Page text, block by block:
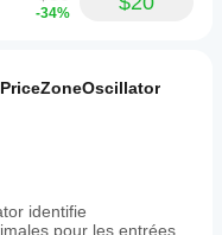
-34%
identifie
pour les entrées